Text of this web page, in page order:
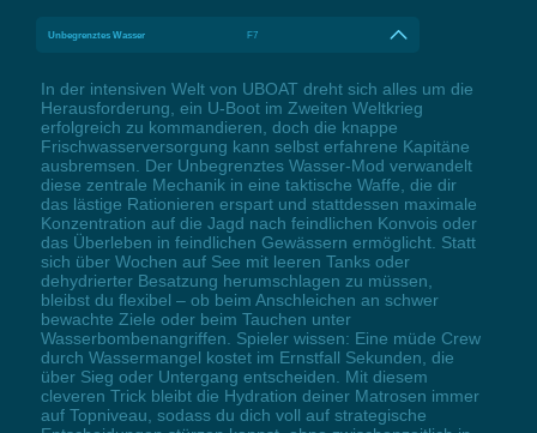
Unbegrenztes Wasser F7
In der intensiven Welt von UBOAT dreht sich alles um die
Herausforderung, ein U-Boot im Zweiten Weltkrieg
erfolgreich zu kommandieren, doch die knappe
Frischwasserversorgung kann selbst erfahrene Kapitäne
ausbremsen. Der Unbegrenztes Wasser-Mod verwandelt
diese zentrale Mechanik in eine taktische Waffe, die dir
das lästige Rationieren erspart und stattdessen maximale
Konzentration auf die Jagd nach feindlichen Konvois oder
das Überleben in feindlichen Gewässern ermöglicht. Statt
sich über Wochen auf See mit leeren Tanks oder
dehydrierter Besatzung herumschlagen zu müssen,
bleibst du flexibel – ob beim Anschleichen an schwer
bewachte Ziele oder beim Tauchen unter
Wasserbombenangriffen. Spieler wissen: Eine müde Crew
durch Wassermangel kostet im Ernstfall Sekunden, die
über Sieg oder Untergang entscheiden. Mit diesem
cleveren Trick bleibt die Hydration deiner Matrosen immer
auf Topniveau, sodass du dich voll auf strategische